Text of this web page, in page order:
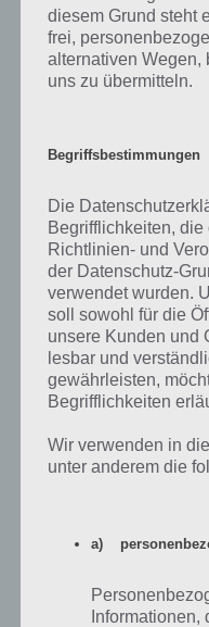
euch. Darin zu sehen sind
von Diner Dash, die bereits
erzeugen und gemeistert
Spielen werden hier voll auf
Diner Dash ist ein
die Kunden eures
Abräumen. Dabei muss
diesem Grund steht
frei,
alternativen Wegen,
uns zu übermitteln.
Begriffsbestimmungen
Die
Begrifflichkeiten,
Richtlinien- und
der Datenschutz-
verwendet wurden.
soll sowohl für die
unsere Kunden und
lesbar und
gewährleisten,
Begrifflichkeiten
Wir verwenden in
unter anderem die
a)